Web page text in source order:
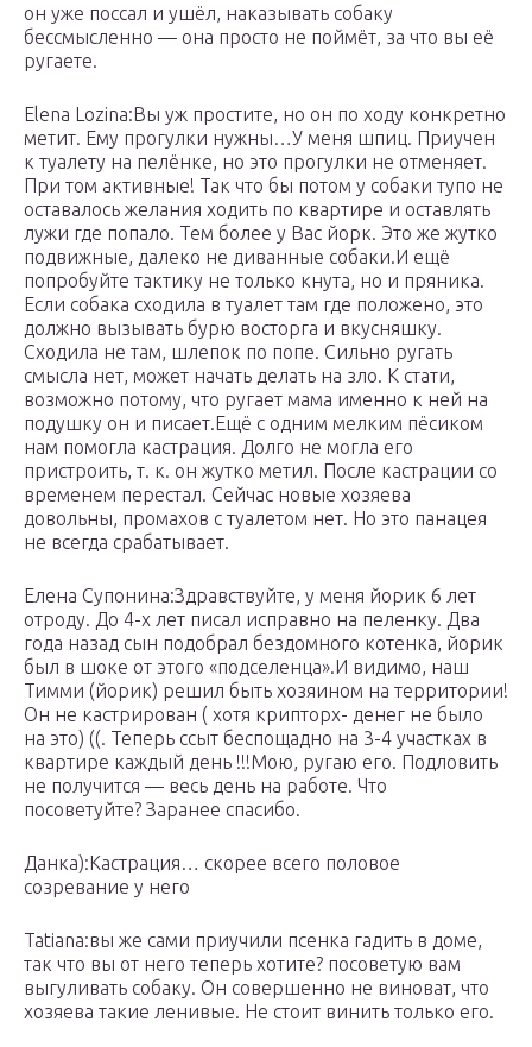
он уже поссал и ушёл, наказывать собаку
бессмысленно — она просто не поймёт, за что вы её
ругаете.
Elena Lozina:Вы уж простите, но он по ходу конкретно
метит. Ему прогулки нужны…У меня шпиц. Приучен
к туалету на пелёнке, но это прогулки не отменяет.
При том активные! Так что бы потом у собаки тупо не
оставалось желания ходить по квартире и оставлять
лужи где попало. Тем более у Вас йорк. Это же жутко
подвижные, далеко не диванные собаки.И ещё
попробуйте тактику не только кнута, но и пряника.
Если собака сходила в туалет там где положено, это
должно вызывать бурю восторга и вкусняшку.
Сходила не там, шлепок по попе. Сильно ругать
смысла нет, может начать делать на зло. К стати,
возможно потому, что ругает мама именно к ней на
подушку он и писает.Ещё с одним мелким пёсиком
нам помогла кастрация. Долго не могла его
пристроить, т. к. он жутко метил. После кастрации со
временем перестал. Сейчас новые хозяева
довольны, промахов с туалетом нет. Но это панацея
не всегда срабатывает.
Елена Супонина:Здравствуйте, у меня йорик 6 лет
отроду. До 4-х лет писал исправно на пеленку. Два
года назад сын подобрал бездомного котенка, йорик
был в шоке от этого «подселенца».И видимо, наш
Тимми (йорик) решил быть хозяином на территории!
Он не кастрирован ( хотя крипторх- денег не было
на это) ((. Теперь ссыт беспощадно на 3-4 участках в
квартире каждый день !!!Мою, ругаю его. Подловить
не получится — весь день на работе. Что
посоветуйте? Заранее спасибо.
Данка):Кастрация… скорее всего половое
созревание у него
Tatiana:вы же сами приучили псенка гадить в доме,
так что вы от него теперь хотите? посоветую вам
выгуливать собаку. Он совершенно не виноват, что
хозяева такие ленивые. Не стоит винить только его.